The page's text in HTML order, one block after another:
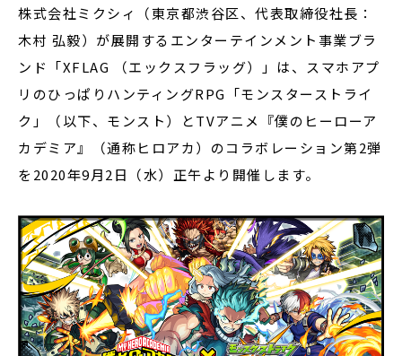
株式会社ミクシィ（東京都渋谷区、代表取締役社長：
木村 弘毅）が展開するエンターテインメント事業ブラ
ンド「XFLAG （エックスフラッグ）」は、スマホアプ
リのひっぱりハンティングRPG「モンスターストライ
ク」（以下、モンスト）とTVアニメ『僕のヒーローア
カデミア』（通称ヒロアカ）のコラボレーション第2弾
を2020年9月2日（水）正午より開催します。